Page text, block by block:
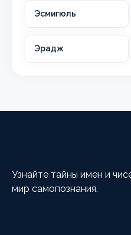
Эсмигюль
Эрадж
Узнайте тайны имен и
мир самопознания.